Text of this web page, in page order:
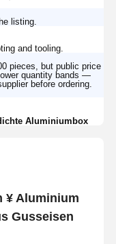
listing.
and tooling.
pieces, but public price
quantity bands —
before ordering.
Aluminiumbox
¥ Aluminium
Gusseisen